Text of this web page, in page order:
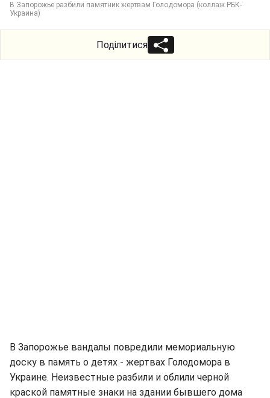
В Запорожье разбили памятник жертвам Голодомора (коллаж РБК-
Украина)
Поділитися
В Запорожье вандалы повредили мемориальную
доску в память о детях - жертвах Голодомора в
Украине. Неизвестные разбили и облили черной
краской памятные знаки на здании бывшего дома